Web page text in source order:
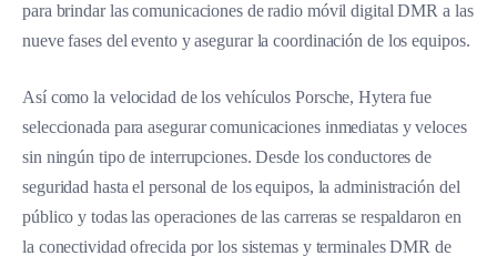
para brindar las comunicaciones de radio móvil digital DMR a las
nueve fases del evento y asegurar la coordinación de los equipos.
Así como la velocidad de los vehículos Porsche, Hytera fue
seleccionada para asegurar comunicaciones inmediatas y veloces
sin ningún tipo de interrupciones. Desde los conductores de
seguridad hasta el personal de los equipos, la administración del
público y todas las operaciones de las carreras se respaldaron en
la conectividad ofrecida por los sistemas y terminales DMR de